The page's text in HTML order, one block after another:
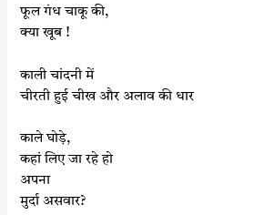
फूल गंध चाकू की,
क्या खूब !
काली चांदनी में
चीरती हुई चीख और अलाव की धार
काले घोड़े,
कहां लिए जा रहे हो
अपना
मुर्दा असवार?